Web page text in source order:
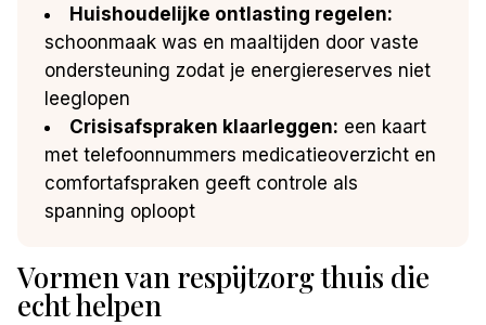
Huishoudelijke ontlasting regelen:
schoonmaak was en maaltijden door vaste
ondersteuning zodat je energiereserves niet
leeglopen
Crisisafspraken klaarleggen: een kaart
met telefoonnummers medicatieoverzicht en
comfortafspraken geeft controle als
spanning oploopt
Vormen van respijtzorg thuis die
echt helpen